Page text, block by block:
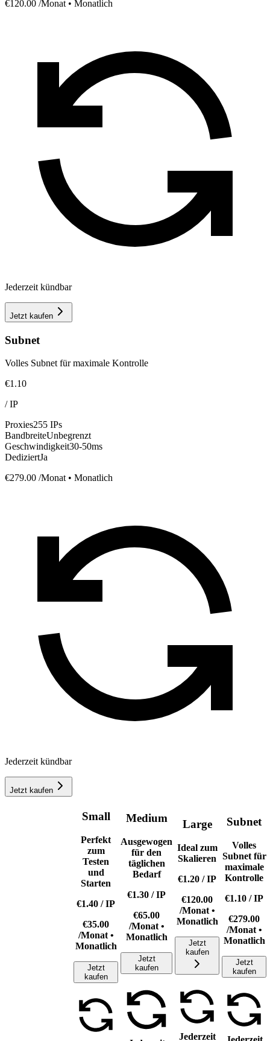
€120.00 /Monat • Monatlich
Jederzeit kündbar
Jetzt kaufen
Subnet
Volles Subnet für maximale Kontrolle
€1.10
/IP
Proxies255 IPs
BandbreiteUnbegrenzt
Geschwindigkeit30-50ms
DediziertJa
€279.00 /Monat • Monatlich
Jederzeit kündbar
Jetzt kaufen
Small
Perfekt
zum
Testen
und
Starten
€1.40 /IP
€35.00
/Monat •
Monatlich
Jetzt
kaufen
Medium
Ausgewogen
für den
täglichen
Bedarf
€1.30 /IP
€65.00
/Monat •
Monatlich
Jetzt
kaufen
Large
Ideal zum
Skalieren
€1.20 /IP
€120.00
/Monat •
Monatlich
Jetzt
kaufen
Jederzeit
Subnet
Volles
Subnet für
maximale
Kontrolle
€1.10 /IP
€279.00
/Monat •
Monatlich
Jetzt
kaufen